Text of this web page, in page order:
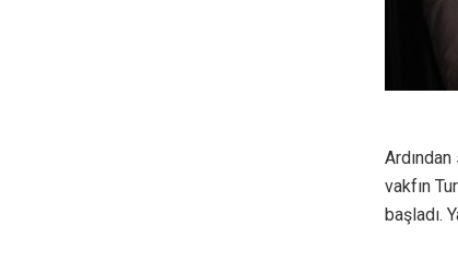
vakfın
başladı.